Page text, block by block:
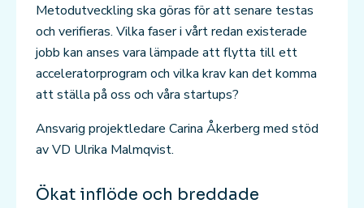
Metodutveckling ska göras för att senare testas
och verifieras. Vilka faser i vårt redan existerade
jobb kan anses vara lämpade att flytta till ett
acceleratorprogram och vilka krav kan det komma
att ställa på oss och våra startups?
Ansvarig projektledare Carina Åkerberg med stöd
av VD Ulrika Malmqvist.
Ökat inflöde och breddade